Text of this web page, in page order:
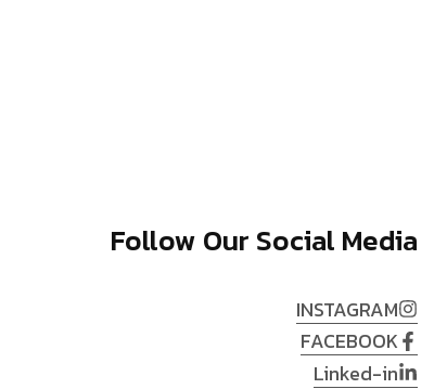
Follow Our Social Media
INSTAGRAM
FACEBOOK
Linked-in